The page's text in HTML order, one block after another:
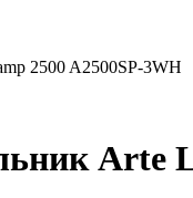
2500 A2500SP-3WH
Arte